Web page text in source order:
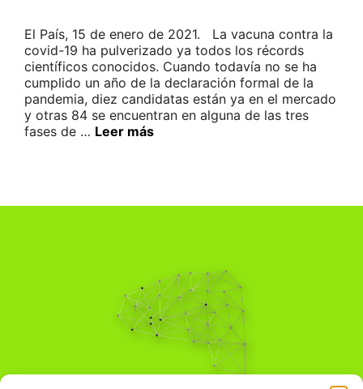
El País, 15 de enero de 2021. La vacuna contra la
covid-19 ha pulverizado ya todos los récords
científicos conocidos. Cuando todavía no se ha
cumplido un año de la declaración formal de la
pandemia, diez candidatas están ya en el mercado
y otras 84 se encuentran en alguna de las tres
fases de … Leer más